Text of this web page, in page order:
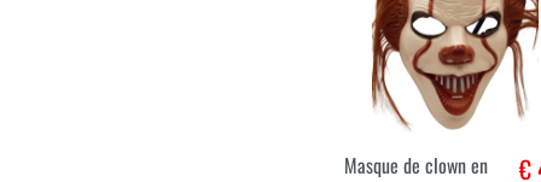
Masque de clown en
€